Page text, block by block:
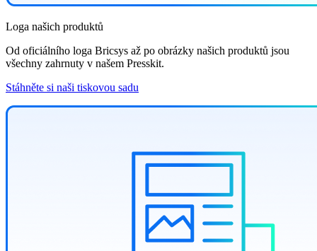
Loga našich produktů
Od oficiálního loga Bricsys až po obrázky našich produktů jsou
všechny zahrnuty v našem Presskit.
Stáhněte si naši tiskovou sadu